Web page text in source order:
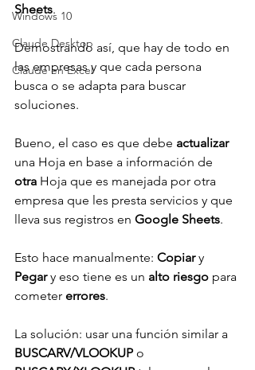
Windows 10
Claude Desktop
Claude en Excel
Sheets.
Demostrando así, que hay de todo en
las empresas y que cada persona
busca o se adapta para buscar
soluciones.
Bueno, el caso es que debe actualizar
una Hoja en base a información de
otra Hoja que es manejada por otra
empresa que les presta servicios y que
lleva sus registros en Google Sheets.
Esto hace manualmente: Copiar y
Pegar y eso tiene es un alto riesgo para
cometer errores.
La solución: usar una función similar a
BUSCARV/VLOOKUP o